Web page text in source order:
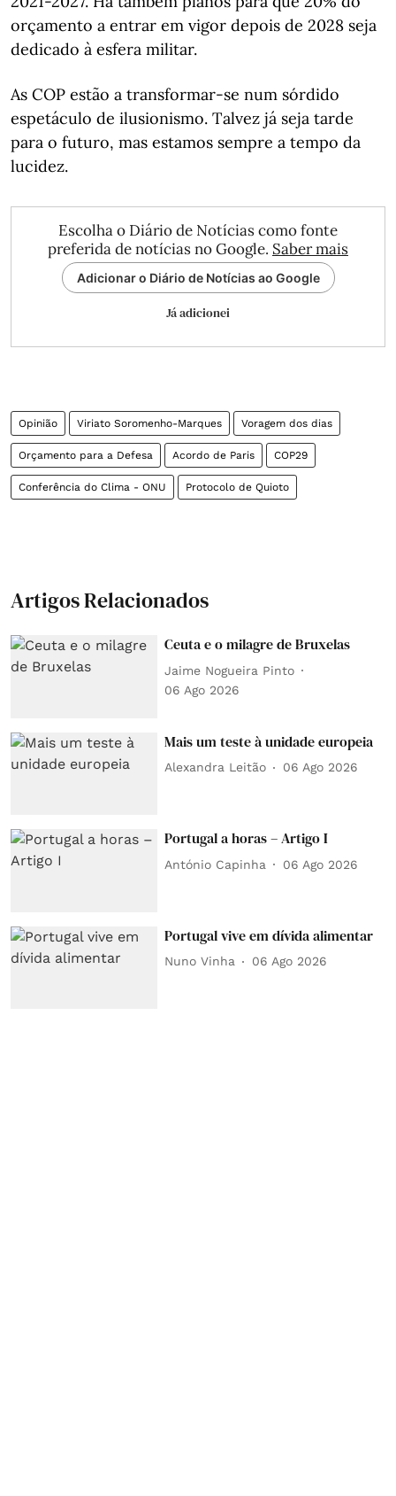
orçamento a entrar em vigor depois de 2028 seja
dedicado à esfera militar.
As COP estão a transformar-se num sórdido
espetáculo de ilusionismo. Talvez já seja tarde
para o futuro, mas estamos sempre a tempo da
lucidez.
Escolha o Diário de Notícias como fonte
preferida de notícias no Google. Saber mais
Adicionar o Diário de Notícias ao Google
Já adicionei
Opinião Viriato Soromenho-Marques Voragem dos dias
Orçamento para a Defesa Acordo de Paris COP29
Conferência do Clima - ONU Protocolo de Quioto
Artigos Relacionados
Ceuta e o milagre de Bruxelas
Jaime Nogueira Pinto
06 Ago 2026
Mais um teste à unidade europeia
Alexandra Leitão 06 Ago 2026
Portugal a horas – Artigo I
António Capinha 06 Ago 2026
Portugal vive em dívida alimentar
Nuno Vinha 06 Ago 2026